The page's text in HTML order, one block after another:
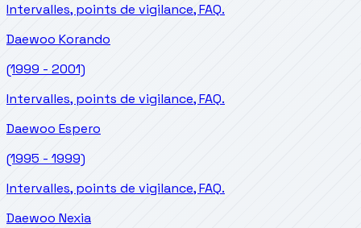
Intervalles, points de vigilance, FAQ.
Daewoo Korando
(1999 - 2001)
Intervalles, points de vigilance, FAQ.
Daewoo Espero
(1995 - 1999)
Intervalles, points de vigilance, FAQ.
Daewoo Nexia